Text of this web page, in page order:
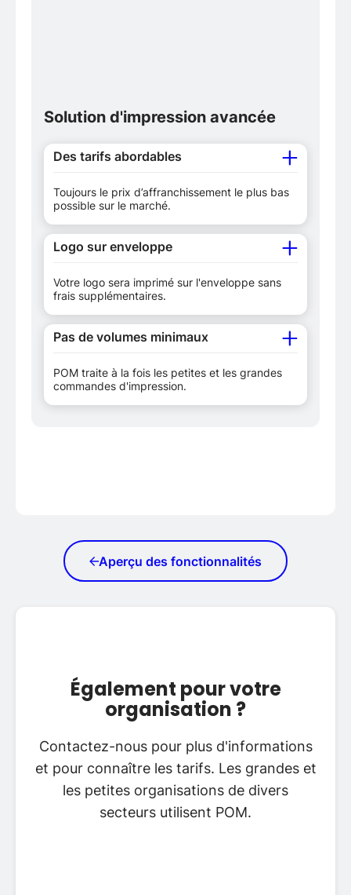
Solution d'impression avancée
Des tarifs abordables
Toujours le prix d’affranchissement le plus bas
possible sur le marché.
Logo sur enveloppe
Votre logo sera imprimé sur l'enveloppe sans
frais supplémentaires.
Pas de volumes minimaux
POM traite à la fois les petites et les grandes
commandes d'impression.
Aperçu des fonctionnalités
Également pour votre
organisation ?
Contactez-nous pour plus d'informations
et pour connaître les tarifs. Les grandes et
les petites organisations de divers
secteurs utilisent POM.